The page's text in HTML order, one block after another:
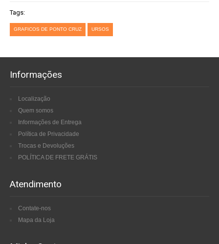
Tags:
GRAFICOS DE PONTO CRUZ URSOS
Informações
Localização
Quem somos
Informações de Entrega
Política de Privacidade
Trocas e Devoluções
POLÍTICA DE FRETE GRÁTIS
Atendimento
Contate-nos
Mapa da Loja